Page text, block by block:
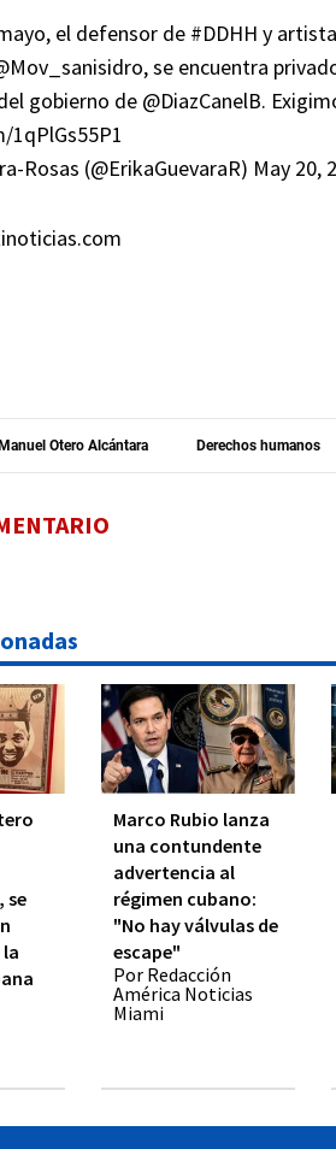
el defensor de #DDHH y
, se encuentra
gobierno de @DiazCanelB.
Rosas (@ErikaGuevaraR) May 20,
Otero Alcántara Derechos humanos
se
Marco Rubio lanza
una contundente
advertencia al
régimen cubano:
"No hay válvulas de
escape"
Por Redacción
América Noticias
Miami